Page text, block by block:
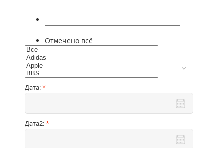
Отмечено всё
Дата:*
Дата2:*